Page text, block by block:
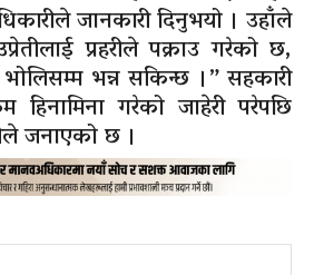
जानकारी दिनुभयो । उहाँले
प्रहरीले पक्राउ गरेको छ,
भन्न सकिन्छ ।” सहकारी
गरेको जाहेरी परेपछि
जनाएको छ ।